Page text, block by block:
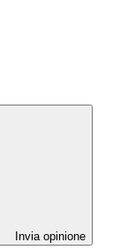
Invia opinione